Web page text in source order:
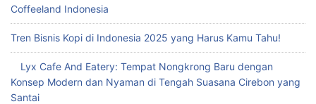
Coffeeland Indonesia
Tren Bisnis Kopi di Indonesia 2025 yang Harus Kamu Tahu!
Lyx Cafe And Eatery: Tempat Nongkrong Baru dengan
Konsep Modern dan Nyaman di Tengah Suasana Cirebon yang
Santai